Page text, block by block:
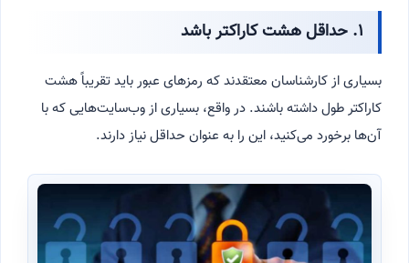
۱. حداقل هشت کاراکتر باشد
بسیاری از کارشناسان معتقدند که رمزهای عبور باید تقریباً هشت
کاراکتر طول داشته باشند. در واقع، بسیاری از وب‌سایت‌هایی که با
آن‌ها برخورد می‌کنید، این را به عنوان حداقل نیاز دارند.